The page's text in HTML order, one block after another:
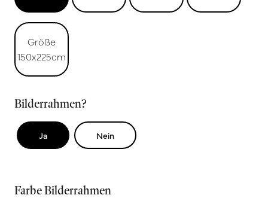
Größe
150x225cm
Bilderrahmen?
Ja Nein
Farbe Bilderrahmen